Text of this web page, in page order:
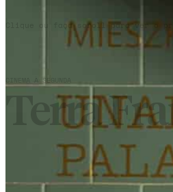
Clique ou faça scroll para ver o
CINEMA À SEGUNDA
Terra